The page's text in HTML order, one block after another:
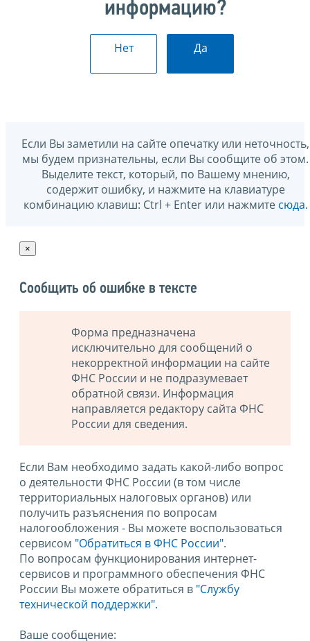
информацию?
Нет Да
Если Вы заметили на сайте опечатку или неточность,
мы будем признательны, если Вы сообщите об этом.
Выделите текст, который, по Вашему мнению,
содержит ошибку, и нажмите на клавиатуре
комбинацию клавиш: Ctrl + Enter или нажмите сюда.
×
Сообщить об ошибке в тексте
Форма предназначена
исключительно для сообщений о
некорректной информации на сайте
ФНС России и не подразумевает
обратной связи. Информация
направляется редактору сайта ФНС
России для сведения.
Если Вам необходимо задать какой-либо вопрос
о деятельности ФНС России (в том числе
территориальных налоговых органов) или
получить разъяснения по вопросам
налогообложения - Вы можете воспользоваться
сервисом "Обратиться в ФНС России".
По вопросам функционирования интернет-
сервисов и программного обеспечения ФНС
России Вы можете обратиться в "Службу
технической поддержки".
Ваше сообщение: